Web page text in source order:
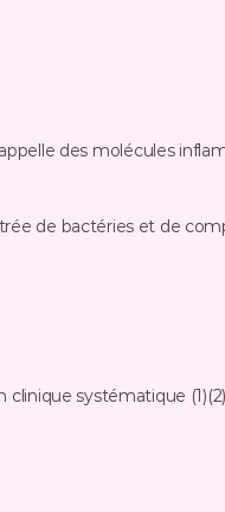
des molécules
de bactéries et de
systématique